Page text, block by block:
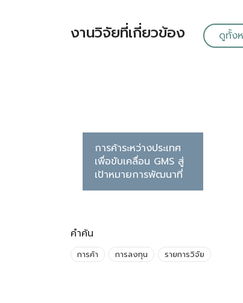
งานวิจัยที่เกี่ยวข้อง ดูทั้ง
การค้าระหว่างประเทศ
เพื่อขับเคลื่อน GMS สู่
เป้าหมายการพัฒนาที่
ยั่งยืน
คำค้น
การค้า การลงทุน รายการวิจัย